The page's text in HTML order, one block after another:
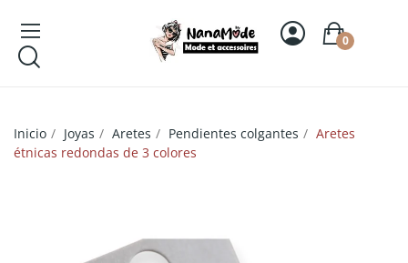
0
Inicio Joyas Aretes Pendientes colgantes
Aretes
étnicas redondas de 3 colores